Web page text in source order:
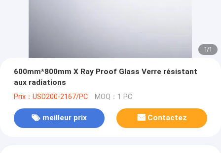
1/1
600mm*800mm X Ray Proof Glass Verre résistant
aux radiations
Prix：USD200-2167/PC MOQ：1 PC
meilleur prix Contactez